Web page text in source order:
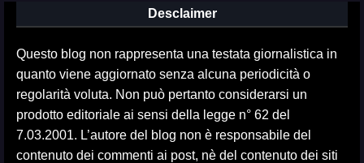
Desclaimer
Questo blog non rappresenta una testata giornalistica in
quanto viene aggiornato senza alcuna periodicità o
regolarità voluta. Non può pertanto considerarsi un
prodotto editoriale ai sensi della legge n° 62 del
7.03.2001. L’autore del blog non è responsabile del
contenuto dei commenti ai post, nè del contenuto dei siti